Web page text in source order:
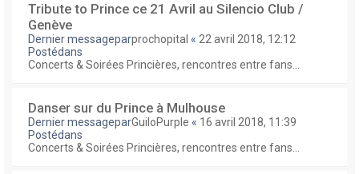
Tribute to Prince ce 21 Avril au Silencio Club /
Genève
Dernier messageparprochopital « 22 avril 2018, 12:12
Postédans
Concerts & Soirées Princières, rencontres entre fans...
Danser sur du Prince à Mulhouse
Dernier messageparGuiloPurple « 16 avril 2018, 11:39
Postédans
Concerts & Soirées Princières, rencontres entre fans...